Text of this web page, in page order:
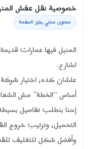
خصوصية نقل عفش
محتوى محلي يميّز الصفحة
المنيل فيها عمارات
لشارع.
علشان كده، اختيارشركة
أساس “الخطة” مش
إحنا بنطلب تفاصيل
التحميل، وترتيب خروج
وأفضل شكل للتغليف